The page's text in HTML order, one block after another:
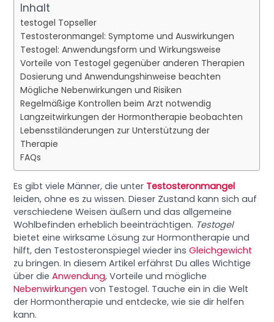
Inhalt
testogel Topseller
Testosteronmangel: Symptome und Auswirkungen
Testogel: Anwendungsform und Wirkungsweise
Vorteile von Testogel gegenüber anderen Therapien
Dosierung und Anwendungshinweise beachten
Mögliche Nebenwirkungen und Risiken
Regelmäßige Kontrollen beim Arzt notwendig
Langzeitwirkungen der Hormontherapie beobachten
Lebensstiländerungen zur Unterstützung der
Therapie
FAQs
Es gibt viele Männer, die unter Testosteronmangel
leiden, ohne es zu wissen. Dieser Zustand kann sich auf
verschiedene Weisen äußern und das allgemeine
Wohlbefinden erheblich beeinträchtigen. Testogel
bietet eine wirksame Lösung zur Hormontherapie und
hilft, den Testosteronspiegel wieder insGleichgewicht
zu bringen. In diesem Artikel erfährst Du alles Wichtige
über dieAnwendung, Vorteile und mögliche
Nebenwirkungen von Testogel. Tauche ein in die Welt
der Hormontherapie und entdecke, wie sie dir helfen
kann.